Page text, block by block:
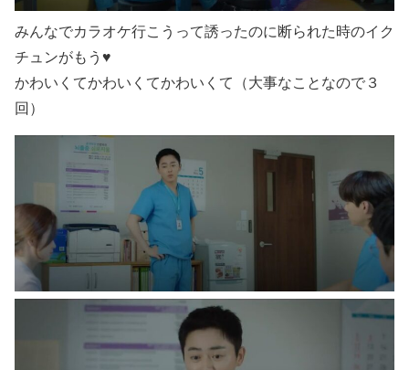
みんなでカラオケ行こうって誘ったのに断られた時のイク
チュンがもう♥
かわいくてかわいくてかわいくて（大事なことなので３
回）